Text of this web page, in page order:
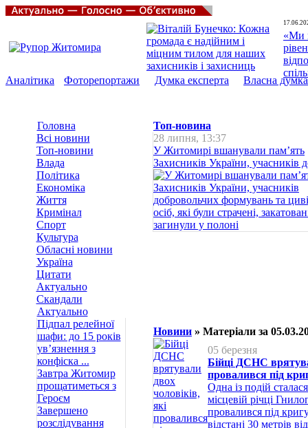
«Ми
Аналітика Фоторепортажи Думка експерта Власна думка
Головна
Всі новини
Топ-новини
Влада
Політика
Економіка
Життя
Кримінал
Спорт
Культура
Обласні новини
Україна
Цитати
Актуально
Скандали
Актуально
Підпал релейної
шафи: до 15 років
ув’язнення з
конфіска ...
Завтра Житомир
прощатиметься з
Героєм
Завершено
розслідування
Топ-новина
28 липня, 13:37
У Житомирі вшанували пам’ять
Захисників України, учасників
Новини » Матеріали за
05 березня
Бійці ДСНС
провалився під
Одна із подій
місцевій річці
провалився під
відстані 30 метрів